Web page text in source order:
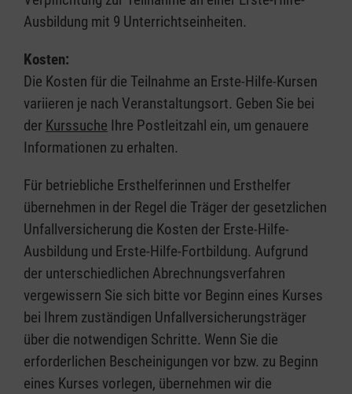
Ausbildung mit 9 Unterrichtseinheiten.
Kosten:
Die Kosten für die Teilnahme an Erste-Hilfe-Kursen
variieren je nach Veranstaltungsort. Geben Sie bei
der Kurssuche Ihre Postleitzahl ein, um genauere
Informationen zu erhalten.
Für betriebliche Ersthelferinnen und Ersthelfer
übernehmen in der Regel die Träger der gesetzlichen
Unfallversicherung die Kosten der Erste-Hilfe-
Ausbildung und Erste-Hilfe-Fortbildung. Aufgrund
der unterschiedlichen Abrechnungsverfahren
vergewissern Sie sich bitte vor Beginn eines Kurses
bei Ihrem zuständigen Unfallversicherungsträger
über die notwendigen Schritte. Wenn Sie die
erforderlichen Bescheinigungen vor bzw. zu Beginn
eines Kurses vorlegen, übernehmen wir die